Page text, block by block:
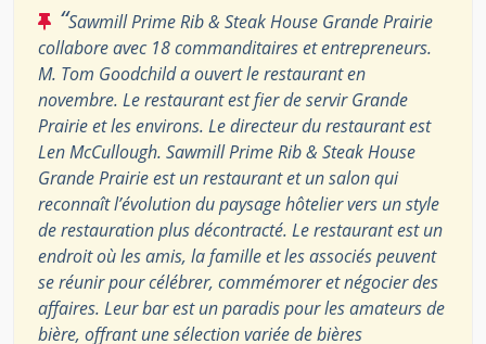
“Sawmill Prime Rib & Steak House Grande Prairie
collabore avec 18 commanditaires et entrepreneurs.
M. Tom Goodchild a ouvert le restaurant en
novembre. Le restaurant est fier de servir Grande
Prairie et les environs. Le directeur du restaurant est
Len McCullough. Sawmill Prime Rib & Steak House
Grande Prairie est un restaurant et un salon qui
reconnaît l’évolution du paysage hôtelier vers un style
de restauration plus décontracté. Le restaurant est un
endroit où les amis, la famille et les associés peuvent
se réunir pour célébrer, commémorer et négocier des
affaires. Leur bar est un paradis pour les amateurs de
bière, offrant une sélection variée de bières